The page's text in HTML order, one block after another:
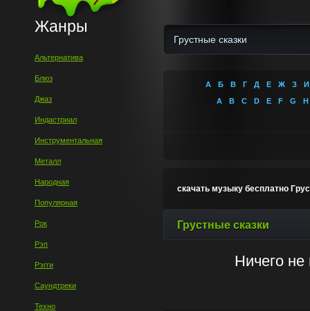
Жанры
Альтернатива
Блюз
Джаз
Индастриал
Инструментальная
Металл
Народная
Популярная
Рок
Рэп
Рэгги
Саундтреки
Техно
А Б В Г Д Е Ж З
И
A
B C D E F G H
скачать музыку бесплатно
Грустные сказки
Ничего